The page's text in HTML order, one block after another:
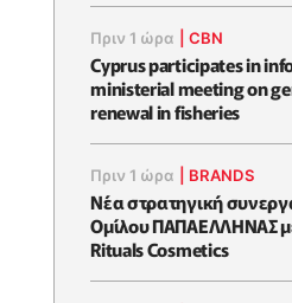
Πριν 1 ώρα |CBN
Cyprus participates in
ministerial meeting on
renewal in fisheries
Πριν 1 ώρα BRANDS
Νέα στρατηγική
Ομίλου ΠΑΠΑΕΛΛΗΝΑΣ
Rituals Cosmetics